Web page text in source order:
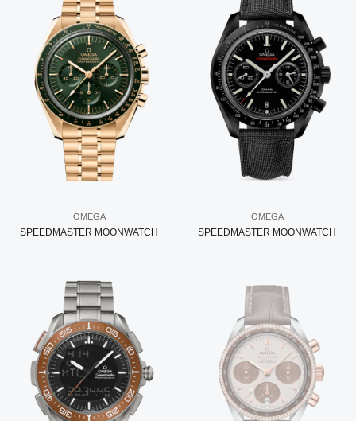
OMEGA
SPEEDMASTER MOONWATCH
OMEGA
SPEEDMASTER MOONWATCH